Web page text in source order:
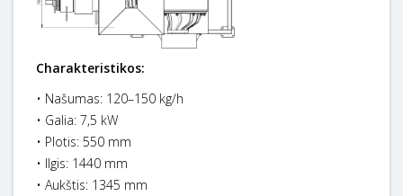
Charakteristikos:
• Našumas: 120–150 kg/h
• Galia: 7,5 kW
• Plotis: 550 mm
• Ilgis: 1440 mm
• Aukštis: 1345 mm